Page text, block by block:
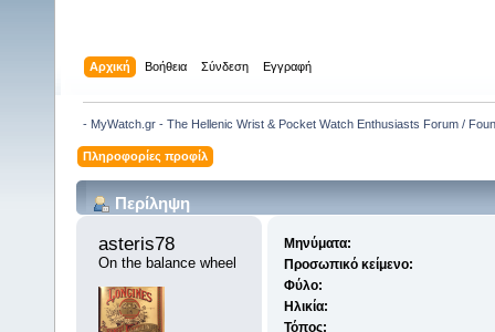
Αρχική Βοήθεια Σύνδεση Εγγραφή
- MyWatch.gr - The Hellenic Wrist & Pocket Watch Enthusiasts Forum /
Πληροφορίες προφίλ
Περίληψη
asteris78
On the balance wheel
Μηνύματα:
Προσωπικό κείμενο:
Φύλο:
Ηλικία:
Τόπος: